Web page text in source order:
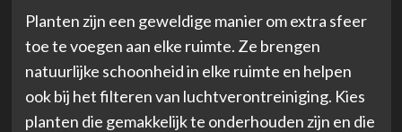
Planten zijn een geweldige manier om extra sfeer
toe te voegen aan elke ruimte. Ze brengen
natuurlijke schoonheid in elke ruimte en helpen
ook bij het filteren van luchtverontreiniging. Kies
planten die gemakkelijk te onderhouden zijn en die